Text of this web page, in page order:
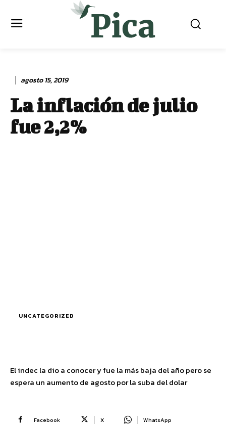
agosto 15, 2019
La inflación de julio
fue 2,2%
UNCATEGORIZED
El indec la dio a conocer y fue la más baja del año pero se
espera un aumento de agosto por la suba del dolar
Facebook X WhatsApp